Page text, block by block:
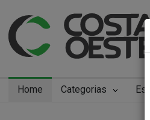
Home Categorias